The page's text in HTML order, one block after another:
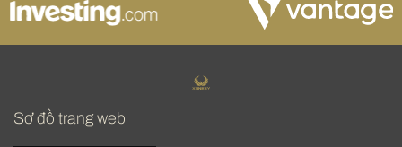
Sơ đồ trang web